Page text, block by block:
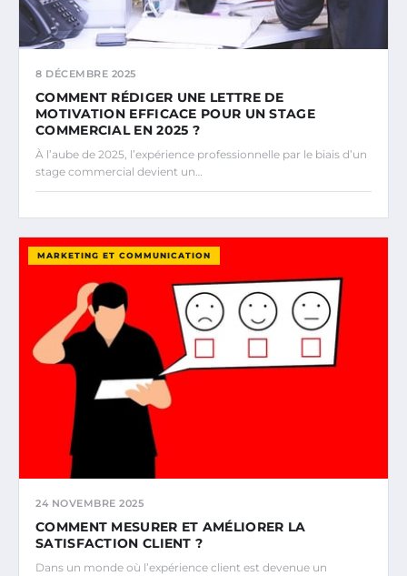
8 DÉCEMBRE 2025
COMMENT RÉDIGER UNE LETTRE DE
MOTIVATION EFFICACE POUR UN STAGE
COMMERCIAL EN 2025 ?
À l’aube de 2025, l’expérience professionnelle par le biais d’un
stage commercial devient un…
MARKETING ET COMMUNICATION
24 NOVEMBRE 2025
COMMENT MESURER ET AMÉLIORER LA
SATISFACTION CLIENT ?
Dans un monde où l’expérience client est devenue un